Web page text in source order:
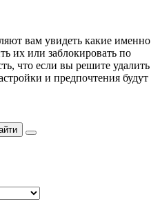
вам увидеть какие именно
их или заблокировать по
что если вы решите удалить
и предпочтения будут